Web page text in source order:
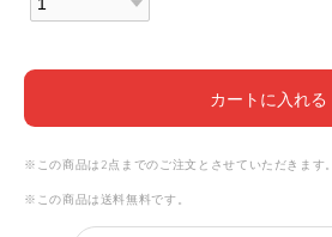
カートに入れる
※この商品は2点までのご注文とさせていただきます。
※この商品は 送料無料です。